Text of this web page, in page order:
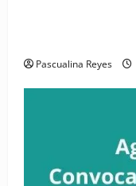
Pascualina Reyes